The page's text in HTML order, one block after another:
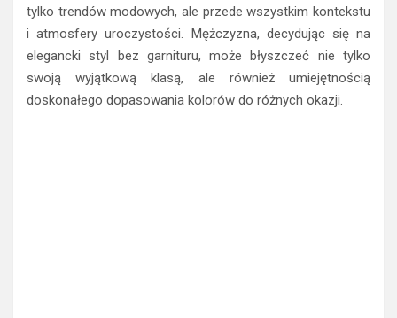
tylko trendów modowych, ale przede wszystkim kontekstu
i atmosfery uroczystości. Mężczyzna, decydując się na
elegancki styl bez garnituru, może błyszczeć nie tylko
swoją wyjątkową klasą, ale również umiejętnością
doskonałego dopasowania kolorów do różnych okazji.